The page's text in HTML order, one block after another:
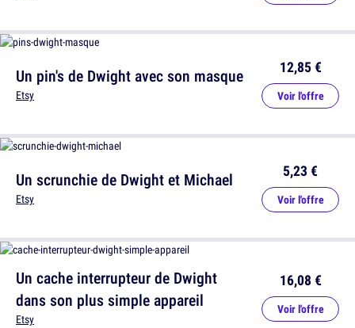
Un scrunchie de Dwight et Michael
Etsy
5,23 €
Voir l'offre
Un pin's de Dwight avec son masque
Etsy
12,85 €
Voir l'offre
Un cache interrupteur de Dwight
dans son plus simple appareil
Etsy
16,08 €
Voir l'offre